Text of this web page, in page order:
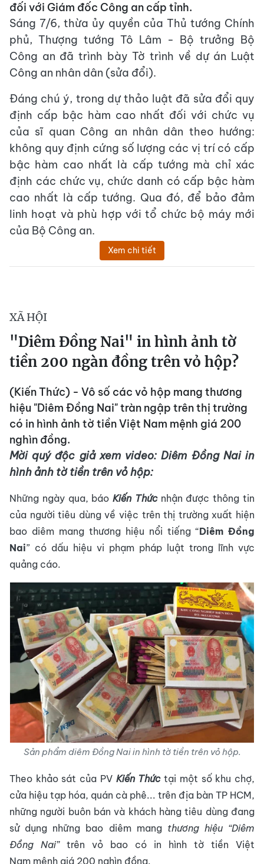
đối với Giám đốc Công an cấp tỉnh.
Sáng 7/6, thừa ủy quyền của Thủ tướng Chính
phủ, Thượng tướng Tô Lâm - Bộ trưởng Bộ
Công an đã trình bày Tờ trình về dự án Luật
Công an nhân dân (sửa đổi).
Đáng chú ý, trong dự thảo luật đã sửa đổi quy
định cấp bậc hàm cao nhất đối với chức vụ
của sĩ quan Công an nhân dân theo hướng:
không quy định cứng số lượng các vị trí có cấp
bậc hàm cao nhất là cấp tướng mà chỉ xác
định các chức vụ, chức danh có cấp bậc hàm
cao nhất là cấp tướng. Qua đó, để bảo đảm
linh hoạt và phù hợp với tổ chức bộ máy mới
của Bộ Công an.
Xem chi tiết
XÃ HỘI
"Diêm Đồng Nai" in hình ảnh tờ
tiền 200 ngàn đồng trên vỏ hộp?
(Kiến Thức) - Vô số các vỏ hộp mang thương
hiệu "Diêm Đồng Nai" tràn ngập trên thị trường
có in hình ảnh tờ tiền Việt Nam mệnh giá 200
nghìn đồng.
Mời quý độc giả xem video: Diêm Đồng Nai in
hình ảnh tờ tiền trên vỏ hộp:
Những ngày qua, báo Kiến Thứcnhận được thông tin
của người tiêu dùng về việc trên thị trường xuất hiện
bao diêm mang thương hiệu nổi tiếng “Diêm Đồng
Nai” có dấu hiệu vi phạm pháp luật trong lĩnh vực
quảng cáo.
Sản phẩm diêm Đồng Nai in hình tờ tiền trên vỏ hộp.
Theo khảo sát của PV Kiến Thứctại một số khu chợ,
cửa hiệu tạp hóa, quán cà phê... trên địa bàn TP HCM,
những người buôn bán và khách hàng tiêu dùng đang
sử dụng những bao diêm mang thương hiệu “Diêm
Đồng Nai”trên vỏ bao có in hình tờ tiền Việt
Nam mệnh giá 200 nghìn đồng.